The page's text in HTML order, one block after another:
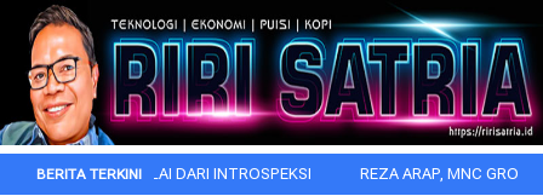
ITU DIMULAI DARI INTROSPEKSI REZA ARAP, MNC GROUP, DAN